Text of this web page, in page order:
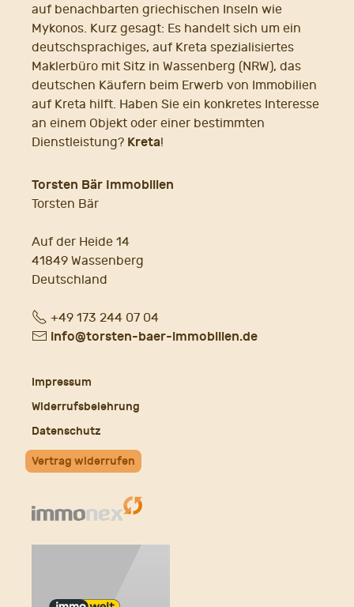
auf benachbarten griechischen Inseln wie
Mykonos. Kurz gesagt: Es handelt sich um ein
deutschsprachiges, auf Kreta spezialisiertes
Maklerbüro mit Sitz in Wassenberg (NRW), das
deutschen Käufern beim Erwerb von Immobilien
auf Kreta hilft. Haben Sie ein konkretes Interesse
an einem Objekt oder einer bestimmten
Dienstleistung? Kreta!
Torsten Bär Immobilien
Torsten Bär
Auf der Heide 14
41849 Wassenberg
Deutschland
Fon+49 173 244 07 04
E- info@torsten-baer-immobilien.de
Impressum
Widerrufsbelehrung
Datenschutz
Vertrag widerrufen